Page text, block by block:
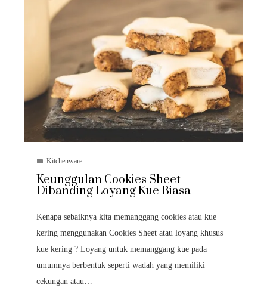
Kitchenware
Keunggulan Cookies Sheet
Dibanding Loyang Kue Biasa
Kenapa sebaiknya kita memanggang cookies atau kue
kering menggunakan Cookies Sheet atau loyang khusus
kue kering ? Loyang untuk memanggang kue pada
umumnya berbentuk seperti wadah yang memiliki
cekungan atau…